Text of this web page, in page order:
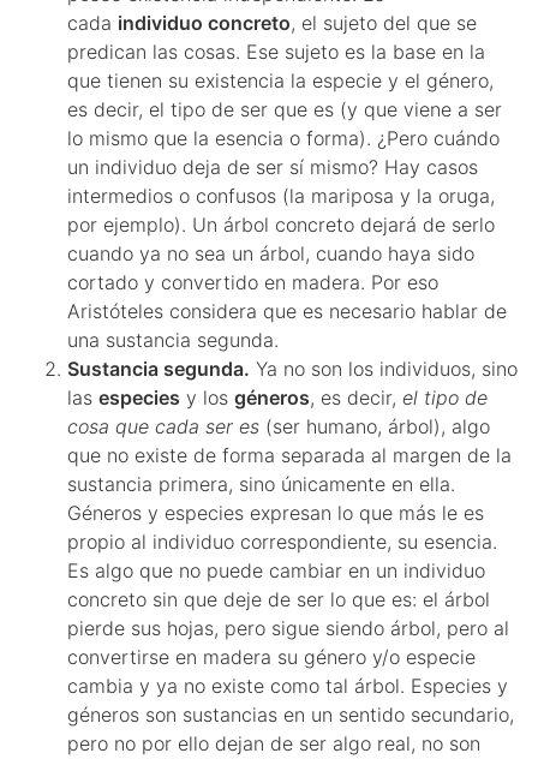
cada individuo concreto, el sujeto del que se
predican las cosas. Ese sujeto es la base en la
que tienen su existencia la especie y el género,
es decir, el tipo de ser que es (y que viene a ser
lo mismo que la esencia o forma). ¿Pero cuándo
un individuo deja de ser sí mismo? Hay casos
intermedios o confusos (la mariposa y la oruga,
por ejemplo). Un árbol concreto dejará de serlo
cuando ya no sea un árbol, cuando haya sido
cortado y convertido en madera. Por eso
Aristóteles considera que es necesario hablar de
una sustancia segunda.
Sustancia segunda. Ya no son los individuos, sino
las especies y los géneros, es decir, el tipo de
cosa que cada ser es (ser humano, árbol), algo
que no existe de forma separada al margen de la
sustancia primera, sino únicamente en ella.
Géneros y especies expresan lo que más le es
propio al individuo correspondiente, su esencia.
Es algo que no puede cambiar en un individuo
concreto sin que deje de ser lo que es: el árbol
pierde sus hojas, pero sigue siendo árbol, pero al
convertirse en madera su género y/o especie
cambia y ya no existe como tal árbol. Especies y
géneros son sustancias en un sentido secundario,
pero no por ello dejan de ser algo real, no son